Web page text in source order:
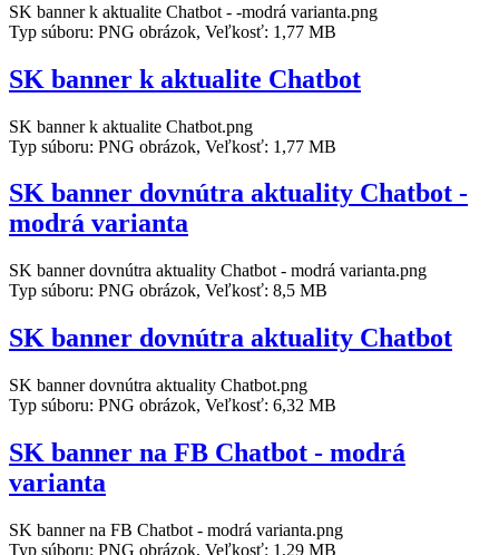
SK banner k aktualite Chatbot - -modrá varianta.png
Typ súboru: PNG obrázok, Veľkosť: 1,77 MB
SK banner k aktualite Chatbot
SK banner k aktualite Chatbot.png
Typ súboru: PNG obrázok, Veľkosť: 1,77 MB
SK banner dovnútra aktuality Chatbot -
modrá varianta
SK banner dovnútra aktuality Chatbot - modrá varianta.png
Typ súboru: PNG obrázok, Veľkosť: 8,5 MB
SK banner dovnútra aktuality Chatbot
SK banner dovnútra aktuality Chatbot.png
Typ súboru: PNG obrázok, Veľkosť: 6,32 MB
SK banner na FB Chatbot - modrá
varianta
SK banner na FB Chatbot - modrá varianta.png
Typ súboru: PNG obrázok, Veľkosť: 1,29 MB